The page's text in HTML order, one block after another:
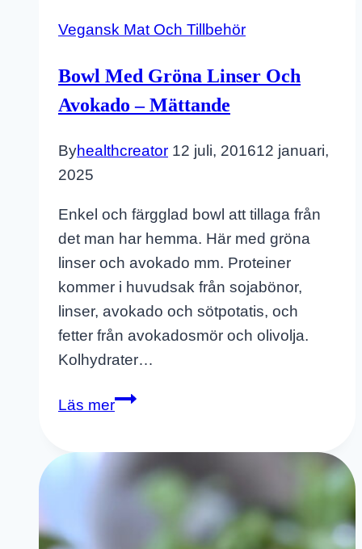
Vegansk Mat Och Tillbehör
Bowl Med Gröna Linser Och
Avokado – Mättande
Byhealthcreator 12 juli, 201612 januari,
2025
Enkel och färgglad bowl att tillaga från
det man har hemma. Här med gröna
linser och avokado mm. Proteiner
kommer i huvudsak från sojabönor,
linser, avokado och sötpotatis, och
fetter från avokadosmör och olivolja.
Kolhydrater…
Läs merBowl
Linser